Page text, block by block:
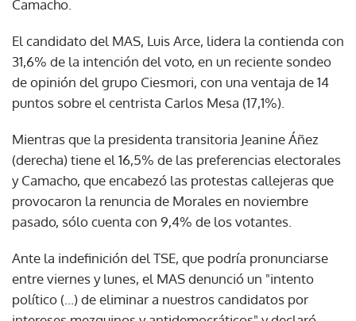
Camacho.
El candidato del MAS, Luis Arce, lidera la contienda con
31,6% de la intención del voto, en un reciente sondeo
de opinión del grupo Ciesmori, con una ventaja de 14
puntos sobre el centrista Carlos Mesa (17,1%).
Mientras que la presidenta transitoria Jeanine Áñez
(derecha) tiene el 16,5% de las preferencias electorales
y Camacho, que encabezó las protestas callejeras que
provocaron la renuncia de Morales en noviembre
pasado, sólo cuenta con 9,4% de los votantes.
Ante la indefinición del TSE, que podría pronunciarse
entre viernes y lunes, el MAS denunció un "intento
político (...) de eliminar a nuestros candidatos por